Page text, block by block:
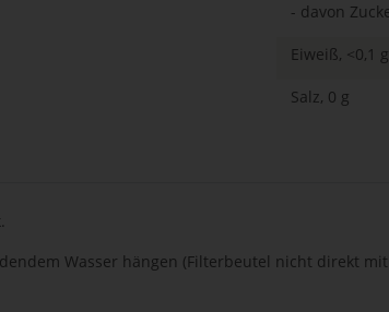
- davon
Eiweiß, <0,1 g
Salz, 0 g
Wasser hängen (Filterbeutel nicht direkt